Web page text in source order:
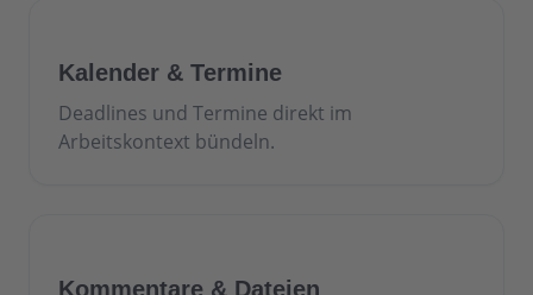
Kalender & Termine
Deadlines und Termine direkt im
Arbeitskontext bündeln.
Kommentare & Dateien